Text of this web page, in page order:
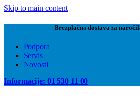
Skip to main content
Brezplačna dostava za
Podpora
Servis
Novosti
Informacije: 01 530 11 00